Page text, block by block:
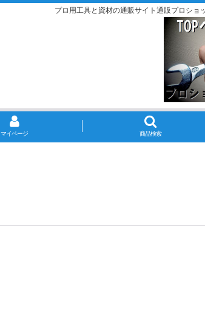
プロ用工具と資材の通販サイト通販プロショ
マイページ 商品検索